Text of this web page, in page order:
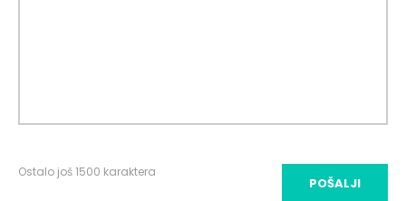
Ostalo još1500 karaktera
POŠALJI